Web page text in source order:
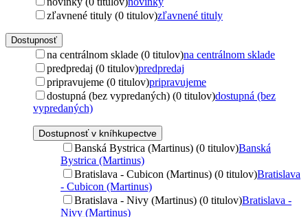
zľavnené tituly (0 titulov)zľavnené tituly
Dostupnosť
na centrálnom sklade (0 titulov)na centrálnom sklade
predpredaj (0 titulov)predpredaj
pripravujeme (0 titulov)pripravujeme
dostupná (bez vypredaných) (0 titulov)dostupná (bez
vypredaných)
Dostupnosť v kníhkupectve
Banská Bystrica (Martinus) (0 titulov)Banská
Bystrica (Martinus)
Bratislava - Cubicon (Martinus) (0 titulov)Bratislava
- Cubicon (Martinus)
Bratislava - Nivy (Martinus) (0 titulov)Bratislava -
Nivy (Martinus)